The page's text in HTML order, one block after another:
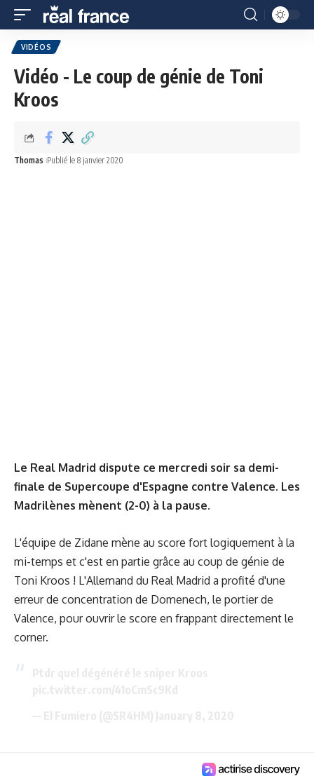
VIDÉOS
Vidéo - Le coup de génie de Toni
Kroos
Thomas Publié le 8 janvier 2020
Le Real Madrid dispute ce mercredi soir sa demi-
finale de Supercoupe d'Espagne contre Valence. Les
Madrilènes mènent (2-0) à la pause.
L'équipe de Zidane mène au score fort logiquement à la
mi-temps et c'est en partie grâce au coup de génie de
Toni Kroos ! L'Allemand du Real Madrid a profité d'une
erreur de concentration de Domenech, le portier de
Valence, pour ouvrir le score en frappant directement le
corner.